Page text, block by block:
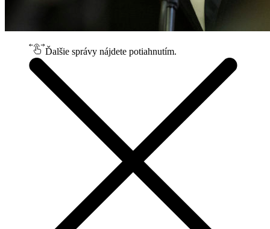
Ďalšie správy nájdete potiahnutím.